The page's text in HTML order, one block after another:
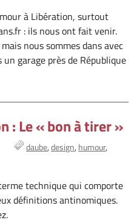
à Libération, surtout
: ils nous ont fait venir.
nous sommes dans avec
garage près de République
: Le « bon à tirer »
daube design humour
technique qui comporte
définitions antinomiques.